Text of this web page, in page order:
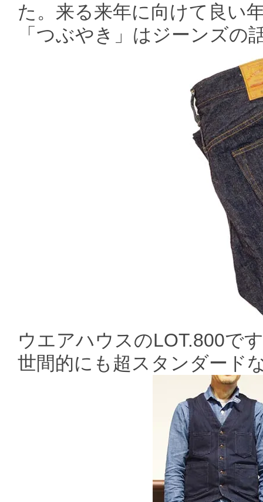
た。来る来年に向けて良い
「つぶやき」はジーンズの
ウエアハウスのLOT.800で
世間的にも超スタンダード